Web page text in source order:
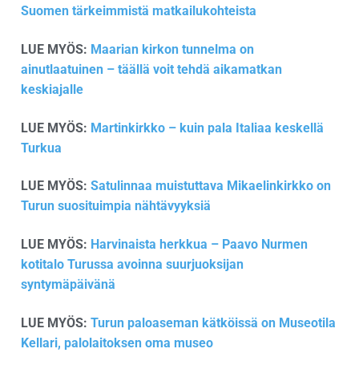
Suomen tärkeimmistä matkailukohteista
LUE MYÖS: Maarian kirkon tunnelma on
ainutlaatuinen – täällä voit tehdä aikamatkan
keskiajalle
LUE MYÖS: Martinkirkko – kuin pala Italiaa keskellä
Turkua
LUE MYÖS: Satulinnaa muistuttava Mikaelinkirkko on
Turun suosituimpia nähtävyyksiä
LUE MYÖS: Harvinaista herkkua – Paavo Nurmen
kotitalo Turussa avoinna suurjuoksijan
syntymäpäivänä
LUE MYÖS: Turun paloaseman kätköissä on Museotila
Kellari, palolaitoksen oma museo